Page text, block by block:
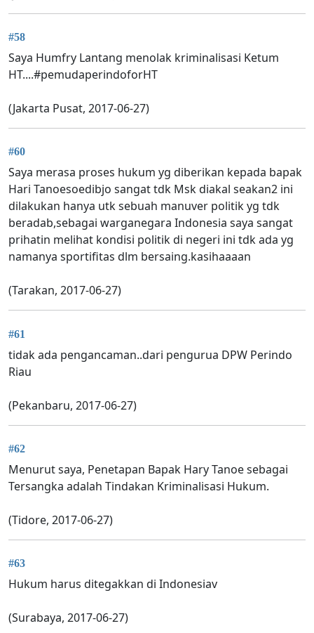
#58
Saya Humfry Lantang menolak kriminalisasi Ketum
HT....#pemudaperindoforHT
(Jakarta Pusat, 2017-06-27)
#60
Saya merasa proses hukum yg diberikan kepada bapak
Hari Tanoesoedibjo sangat tdk Msk diakal seakan2 ini
dilakukan hanya utk sebuah manuver politik yg tdk
beradab,sebagai warganegara Indonesia saya sangat
prihatin melihat kondisi politik di negeri ini tdk ada yg
namanya sportifitas dlm bersaing.kasihaaaan
(Tarakan, 2017-06-27)
#61
tidak ada pengancaman..dari pengurua DPW Perindo
Riau
(Pekanbaru, 2017-06-27)
#62
Menurut saya, Penetapan Bapak Hary Tanoe sebagai
Tersangka adalah Tindakan Kriminalisasi Hukum.
(Tidore, 2017-06-27)
#63
Hukum harus ditegakkan di Indonesiav
(Surabaya, 2017-06-27)